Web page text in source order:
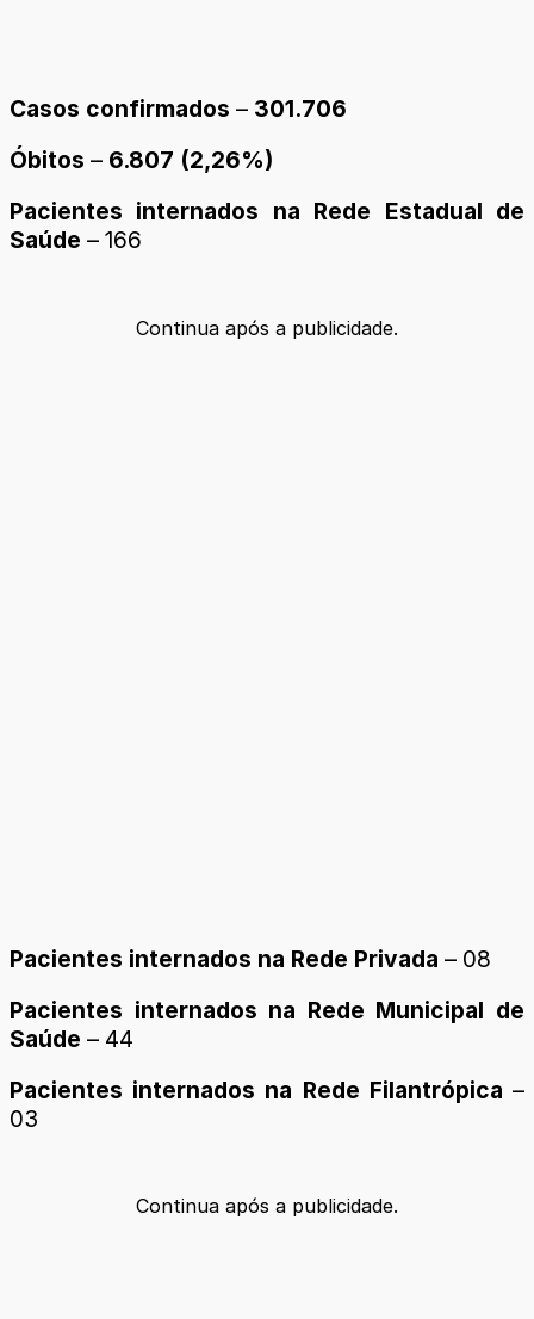
Casos confirmados – 301.706
Óbitos – 6.807 (2,26%)
Pacientes internados na Rede Estadual de
Saúde – 166
Continua após a publicidade.
Pacientes internados na Rede Privada – 08
Pacientes internados na Rede Municipal de
Saúde – 44
Pacientes internados na Rede Filantrópica –
03
Continua após a publicidade.